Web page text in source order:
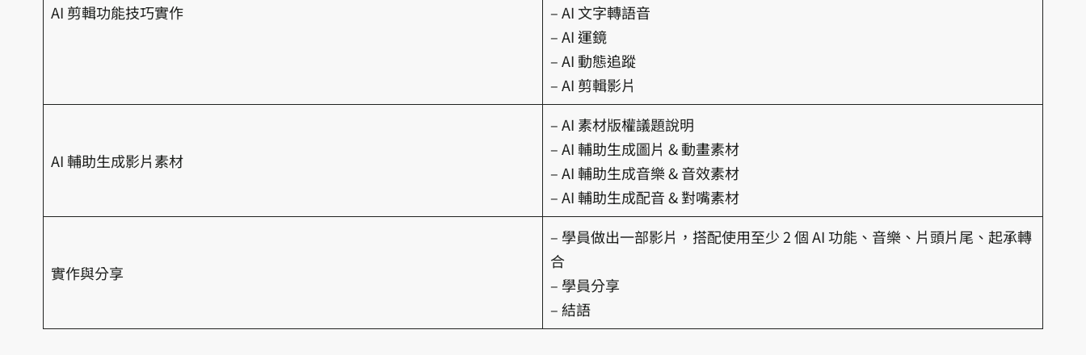
AI 剪輯功能技巧實作
– AI 文字轉語音
– AI 運鏡
– AI 動態追蹤
– AI 剪輯影片
AI 輔助生成影片素材
– AI 素材版權議題說明
– AI 輔助生成圖片 & 動畫素材
– AI 輔助生成音樂 & 音效素材
– AI 輔助生成配音 & 對嘴素材
實作與分享
– 學員做出一部影片，搭配使用至少 2 個 AI 功能、音樂、片頭片尾、起承轉
合
– 學員分享
– 結語